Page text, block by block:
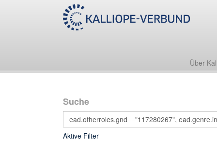
Über
Suche
Aktive Filter